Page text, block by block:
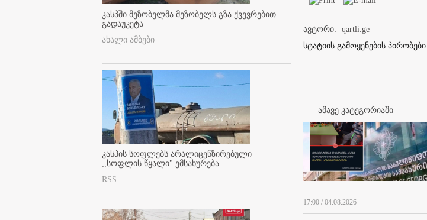
კასპში მეზობელმა მეზობელს გზა ქვევრებით
გადაუკეტა
ახალი ამბები
კასპის სოფლებს არალიცენზირებული
,,სოფლის წყალი" ემსახურება
RSS
ავტორი:
qartli.ge
სტატიის გამოყენების პირობები
ამავე კატეგორიაში
17:00 / 04.08.2026